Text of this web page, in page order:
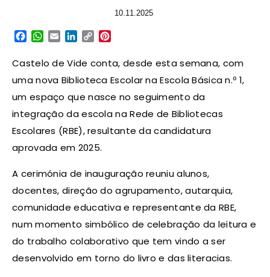
10.11.2025
Facebook
WhatsApp
EmailLinkedIn
Copy
Castelo de Vide conta, desde esta semana, com
uma nova Biblioteca Escolar na Escola Básica n.º 1,
um espaço que nasce no seguimento da
integração da escola na Rede de Bibliotecas
Escolares (RBE), resultante da candidatura
aprovada em 2025.
A cerimónia de inauguração reuniu alunos,
docentes, direção do agrupamento, autarquia,
comunidade educativa e representante da RBE,
num momento simbólico de celebração da leitura e
do trabalho colaborativo que tem vindo a ser
desenvolvido em torno do livro e das literacias.